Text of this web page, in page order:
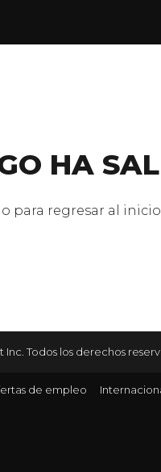
HA
para regresar al
Todos los derechos
de empleo